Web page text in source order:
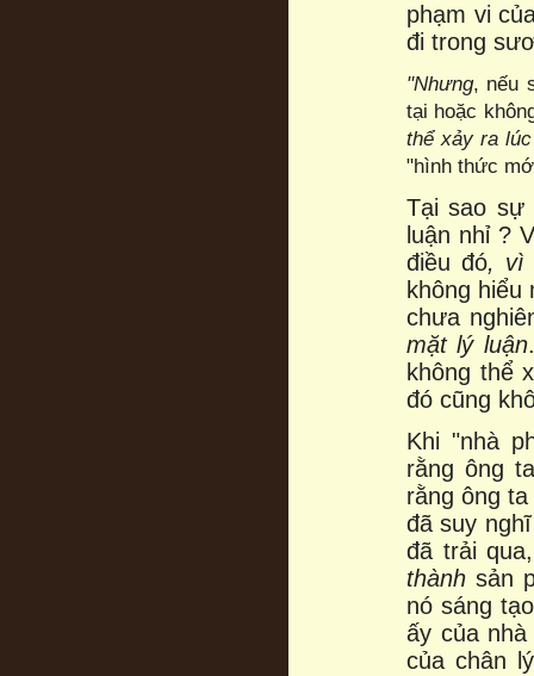
phạm vi
đi trong
"Nhưng, nếu
tại hoặc
thể xảy ra
"hình thức
Tại sao sự
luận nhỉ ?
điều đó, vì
không
chưa
mặt lý luận
không thể
đó cũng
Khi "nhà
rằng ông
rằng ông
đã suy
đã trải
thành sản
nó sáng
ấy của
của chân